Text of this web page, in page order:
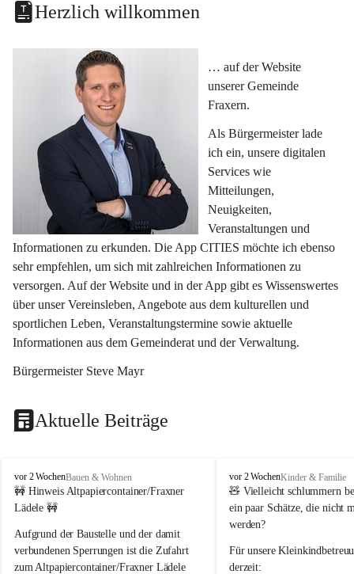
Herzlich willkommen
… auf der Website
unserer Gemeinde
Fraxern.
Als Bürgermeister lade
ich ein, unsere digitalen
Services wie
Mitteilungen,
Neuigkeiten,
Veranstaltungen und
Informationen zu erkunden. Die App CITIES möchte ich ebenso
sehr empfehlen, um sich mit zahlreichen Informationen zu
versorgen. Auf der Website und in der App gibt es Wissenswertes
über unser Vereinsleben, Angebote aus dem kulturellen und
sportlichen Leben, Veranstaltungstermine sowie aktuelle
Informationen aus dem Gemeinderat und der Verwaltung.
Bürgermeister Steve Mayr
Aktuelle Beiträge
F
r
a
e
r
n
vor 2 WochenBauen & Wohnen
🚧 Hinweis Altpapiercontainer/Fraxner
Lädele 🚧
Aufgrund der Baustelle und der damit
verbundenen Sperrungen ist die Zufahrt
zum Altpapiercontainer/Fraxner Lädele
F
r
a
x
r
n
vor 2 WochenKinder & Familie
🧸 Vielleicht schlummern
ein paar Schätze, die nicht
werden?
Für unsere
derzeit: